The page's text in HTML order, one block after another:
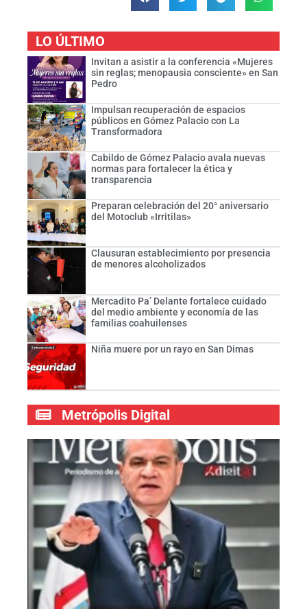
LO ÚLTIMO
Invitan a asistir a la conferencia «Mujeres
sin reglas; menopausia consciente» en San
Pedro
Impulsan recuperación de espacios
públicos en Gómez Palacio con La
Transformadora
Cabildo de Gómez Palacio avala nuevas
normas para fortalecer la ética y
transparencia
Preparan celebración del 20° aniversario
del Motoclub «Irritilas»
Clausuran establecimiento por presencia
de menores alcoholizados
Mercadito Pa’ Delante fortalece cuidado
del medio ambiente y economía de las
familias coahuilenses
Niña muere por un rayo en San Dimas
Metrópolis Digital